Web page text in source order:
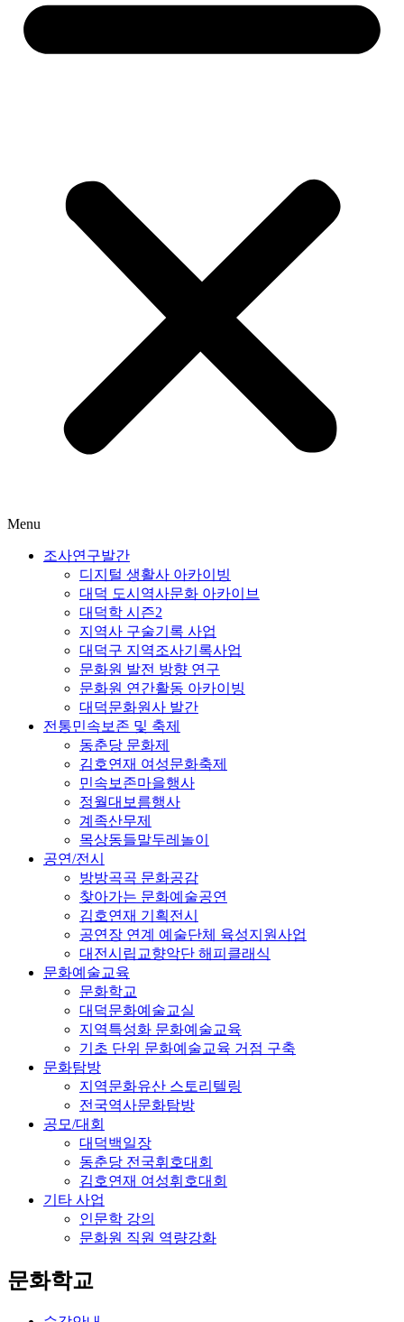
Menu
조사연구발간
디지털 생활사 아카이빙
대덕 도시역사문화 아카이브
대덕학 시즌2
지역사 구술기록 사업
대덕구 지역조사기록사업
문화원 발전 방향 연구
문화원 연간활동 아카이빙
대덕문화원사 발간
전통민속보존 및 축제
동춘당 문화제
김호연재 여성문화축제
민속보존마을행사
정월대보름행사
계족산무제
목상동들말두레놀이
공연/전시
방방곡곡 문화공감
찾아가는 문화예술공연
김호연재 기획전시
공연장 연계 예술단체 육성지원사업
대전시립교향악단 해피클래식
문화예술교육
문화학교
대덕문화예술교실
지역특성화 문화예술교육
기초 단위 문화예술교육 거점 구축
문화탐방
지역문화유산 스토리텔링
전국역사문화탐방
공모/대회
대덕백일장
동춘당 전국휘호대회
김호연재 여성휘호대회
기타 사업
인문학 강의
문화원 직원 역량강화
문화학교